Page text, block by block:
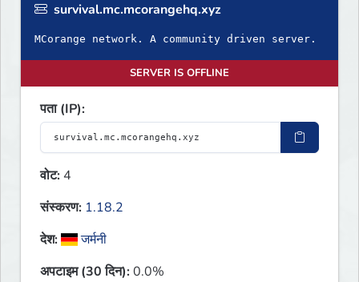
survival.mc.mcorangehq.xyz
MCorange network. A community driven server.
SERVER IS OFFLINE
पता (IP):
वोट: 4
संस्करण: 1.18.2
देश:
जर्मनी
अपटाइम (30 दिन):0.0%